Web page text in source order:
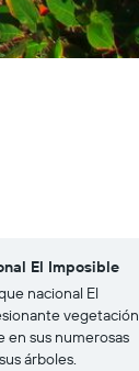
El Imposible
nacional El
vegetación
en sus numerosas
árboles.